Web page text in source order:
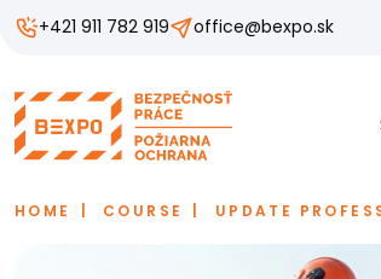
+421 911 782 919 office@bexpo.sk
HOME COURSE UPDATE